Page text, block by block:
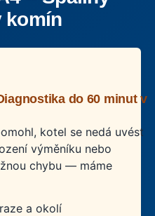
komín
do 60 minut v
kotel se nedá uvést
výměníku nebo
chybu — máme
a okolí